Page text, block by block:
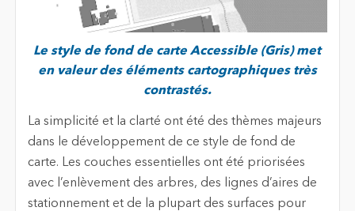
Le style de fond de carte Accessible (Gris) met
en valeur des éléments cartographiques très
contrastés.
La simplicité et la clarté ont été des thèmes majeurs
dans le développement de ce style de fond de
carte. Les couches essentielles ont été priorisées
avec l’enlèvement des arbres, des lignes d’aires de
stationnement et de la plupart des surfaces pour